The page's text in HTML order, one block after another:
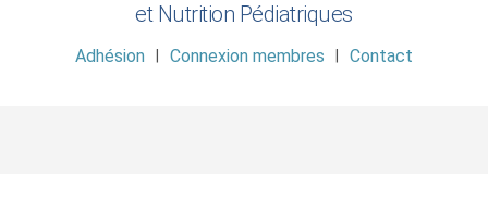
et Nutrition Pédiatriques
Adhésion Connexion membres Contact